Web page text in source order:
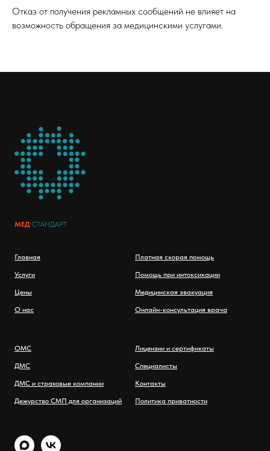
Отказ от получения рекламных сообщений не влияет на
возможность обращения за медицинскими услугами.
МЕД СТАНДАРТ
Главная
Услуги
Цены
О нас
Платная скорая помощь
Помощь при интоксикации
Медицинская эвакуация
Онлайн-консультация врача
ОМС
ДМС
ДМС и страховые компании
Дежурство СМП для организаций
Лицензии и сертификаты
Специалисты
Контакты
Политика приватности